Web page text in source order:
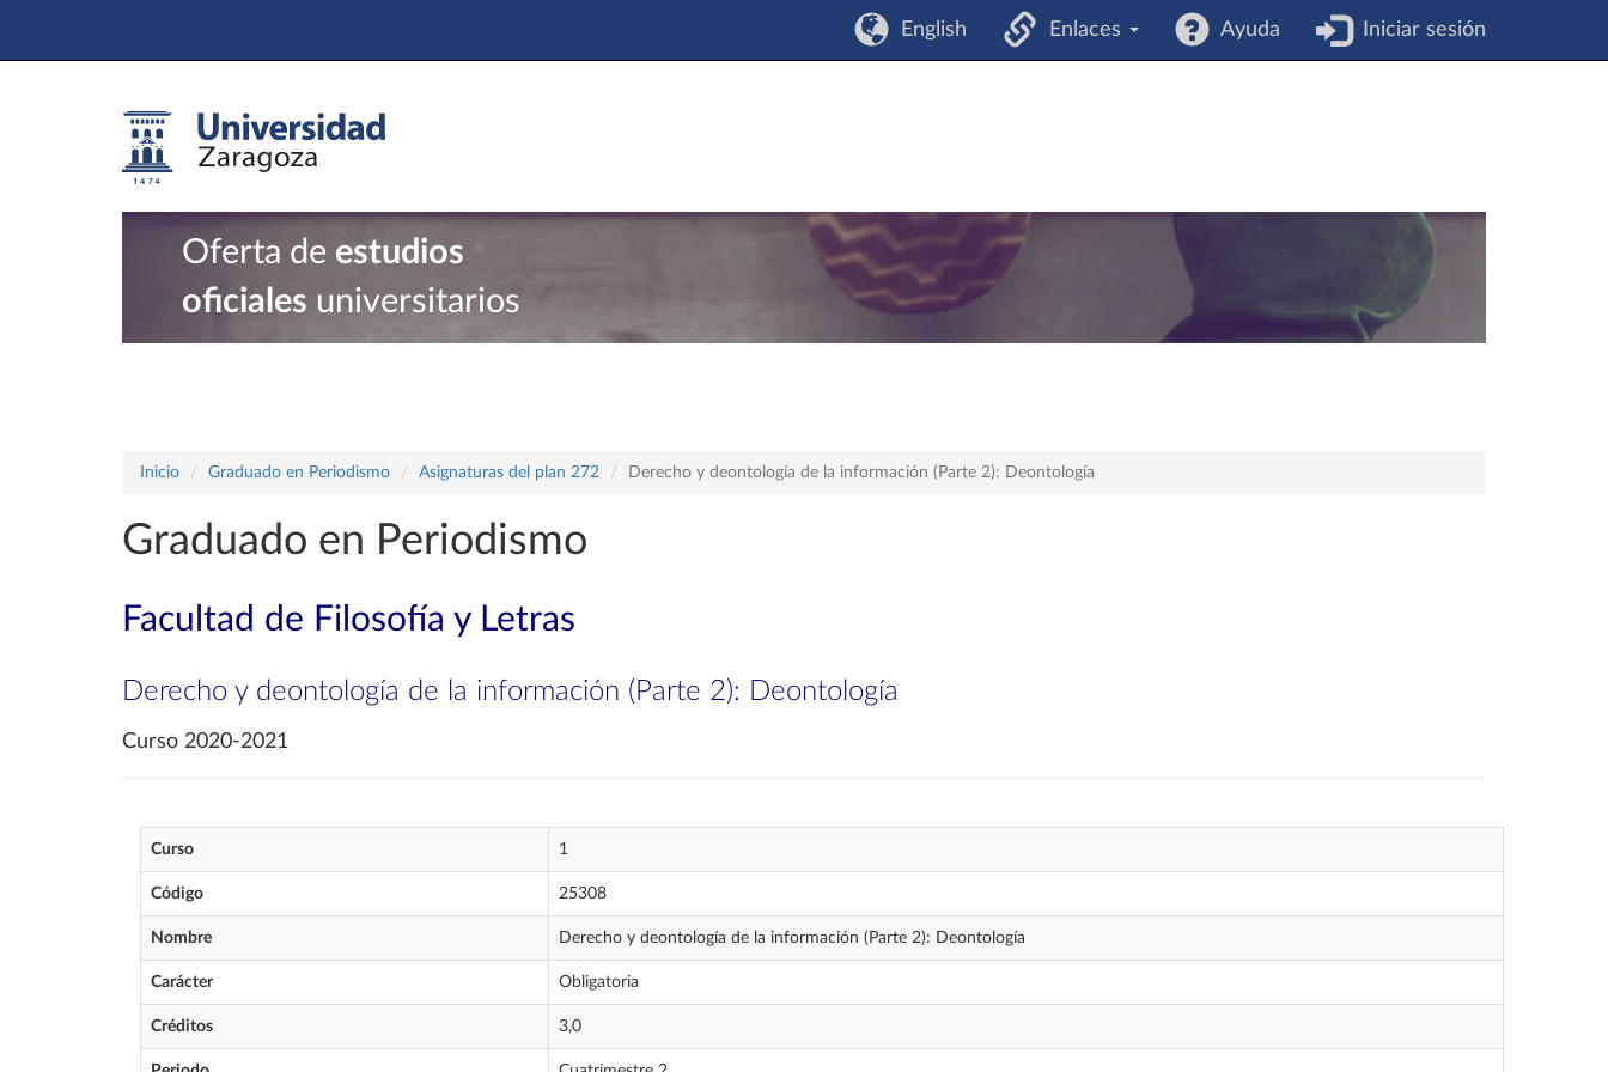
English Enlaces Ayuda Iniciar sesión
Oferta de estudios
oficiales universitarios
Inicio Graduado en Periodismo Asignaturas del plan 272 Derecho y deontología de la información (Parte 2): Deontología
Graduado en Periodismo
Facultad de Filosofía y Letras
Derecho y deontología de la información (Parte 2): Deontología
Curso 2020-2021
Curso 1
Código 25308
Nombre Derecho y deontología de la información (Parte 2): Deontología
Carácter Obligatoria
Créditos 3,0